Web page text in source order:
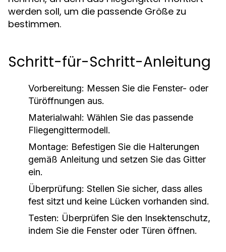
werden soll, um die passende Größe zu
bestimmen.
Schritt-für-Schritt-Anleitung
Vorbereitung: Messen Sie die Fenster- oder
Türöffnungen aus.
Materialwahl: Wählen Sie das passende
Fliegengittermodell.
Montage: Befestigen Sie die Halterungen
gemäß Anleitung und setzen Sie das Gitter
ein.
Überprüfung: Stellen Sie sicher, dass alles
fest sitzt und keine Lücken vorhanden sind.
Testen: Überprüfen Sie den Insektenschutz,
indem Sie die Fenster oder Türen öffnen.